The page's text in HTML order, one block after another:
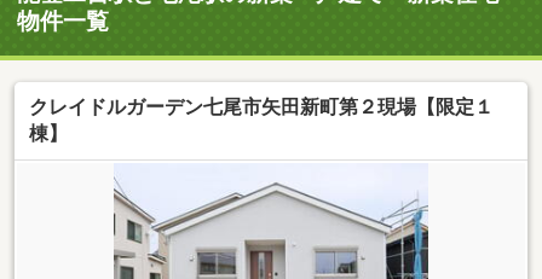
物件一覧
クレイドルガーデン七尾市矢田新町第２現場【限定１
棟】